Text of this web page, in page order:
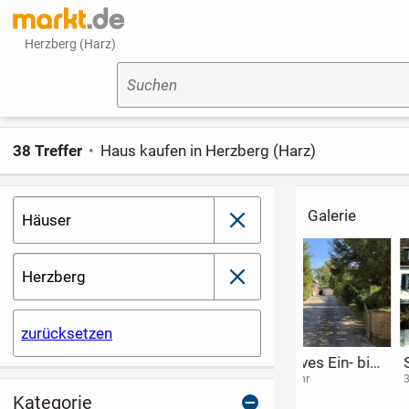
Herzberg (Harz)
Suchen
Häuser schließen
Herzberg schließen
zurücksetzen
38 Treffer Haus kaufen in Herzberg (Harz)
Galerie
Wohnen &
Vermieten unter
einem Dach -
37647 Brevörde
Wohnen in
modernem
Stadthaus in
31547 Rehburg-Loccum
Immobilie in
38108
Kategorie